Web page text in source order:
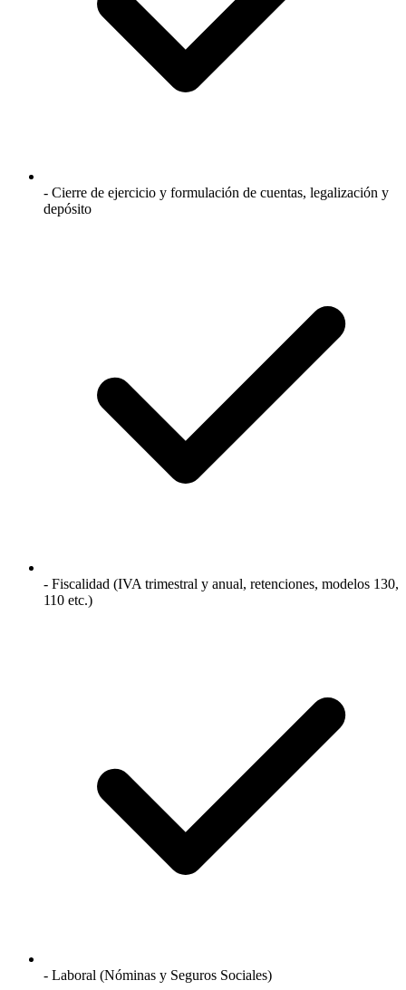
- Cierre de ejercicio y formulación de cuentas, legalización y
depósito
- Fiscalidad (IVA trimestral y anual, retenciones, modelos 130,
110 etc.)
- Laboral (Nóminas y Seguros Sociales)